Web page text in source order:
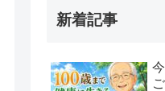
新着記事